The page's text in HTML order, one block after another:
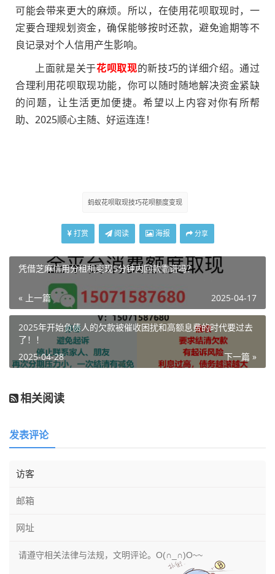
可能会带来更大的麻烦。所以，在使用花呗取现时，一
定要合理规划资金，确保能够按时还款，避免逾期等不
良记录对个人信用产生影响。
上面就是关于花呗取现的新技巧的详细介绍。通过
合理利用花呗取现功能，你可以随时随地解决资金紧缺
的问题，让生活更加便捷。希望以上内容对你有所帮
助、2025顺心主随、好运连连！
蚂蚁花呗取现技巧花呗额度变现
打赏 阅读 海报 分享
凭借芝麻信用分租机变现5分钟内回款靠谱吗？
« 上一篇 2025-04-17
2025年开始负债人的欠款被催收困扰和高额息费的时代要过去
了！！
下一篇 »
2025-04-28
相关阅读
发表评论